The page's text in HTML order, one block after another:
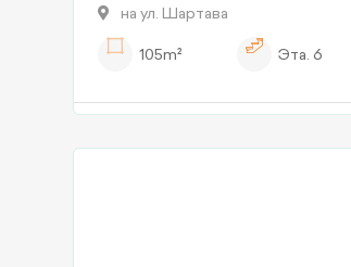
на ул. Шартава
105m²
Эта. 6